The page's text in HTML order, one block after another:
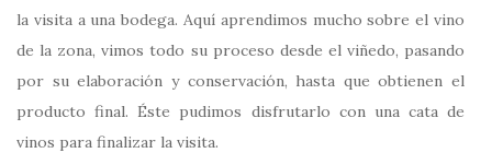
la visita a una bodega. Aquí aprendimos mucho sobre el vino
de la zona, vimos todo su proceso desde el viñedo, pasando
por su elaboración y conservación, hasta que obtienen el
producto final. Éste pudimos disfrutarlo con una cata de
vinos para finalizar la visita.